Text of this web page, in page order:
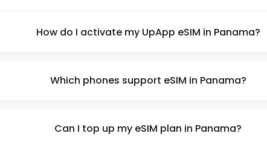
How do I activate my UpApp eSIM in Panama?
Which phones support eSIM in Panama?
Can I top up my eSIM plan in Panama?